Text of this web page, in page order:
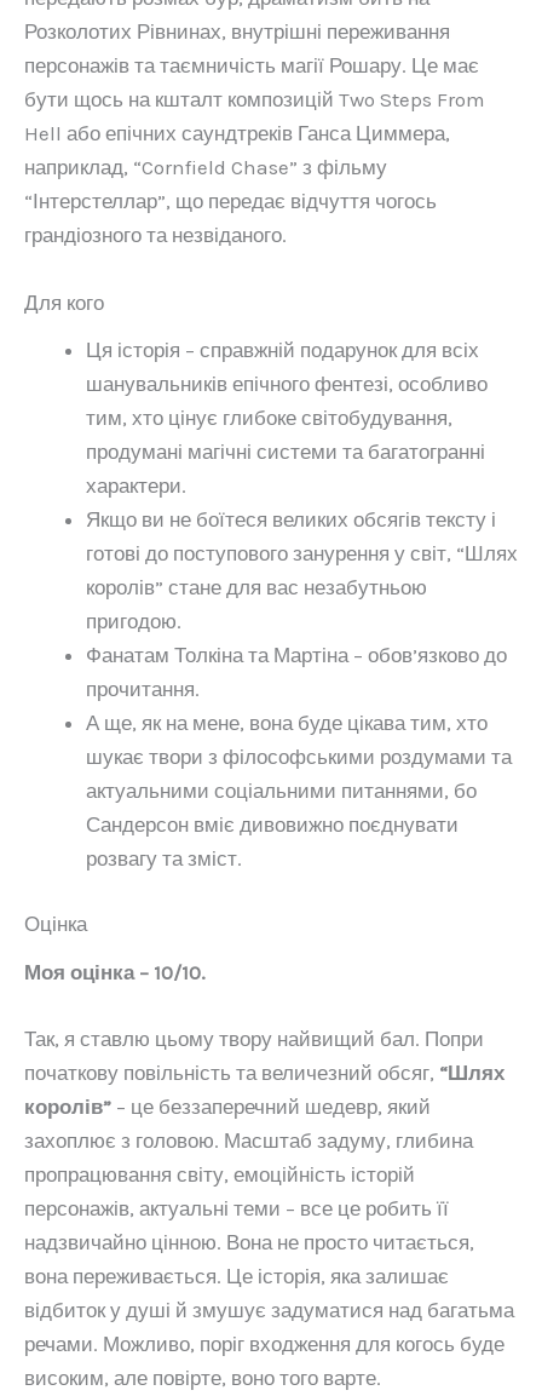
Розколотих Рівнинах, внутрішні переживання
персонажів та таємничість магії Рошару. Це має
бути щось на кшталт композицій Two Steps From
Hell або епічних саундтреків Ганса Циммера,
наприклад, “Cornfield Chase” з фільму
“Інтерстеллар”, що передає відчуття чогось
грандіозного та незвіданого.
Для кого
Ця історія – справжній подарунок для всіх
шанувальників епічного фентезі, особливо
тим, хто цінує глибоке світобудування,
продумані магічні системи та багатогранні
характери.
Якщо ви не боїтеся великих обсягів тексту і
готові до поступового занурення у світ, “Шлях
королів” стане для вас незабутньою
пригодою.
Фанатам Толкіна та Мартіна – обов’язково до
прочитання.
А ще, як на мене, вона буде цікава тим, хто
шукає твори з філософськими роздумами та
актуальними соціальними питаннями, бо
Сандерсон вміє дивовижно поєднувати
розвагу та зміст.
Оцінка
Моя оцінка – 10/10.
Так, я ставлю цьому твору найвищий бал. Попри
початкову повільність та величезний обсяг, “Шлях
королів” – це беззаперечний шедевр, який
захоплює з головою. Масштаб задуму, глибина
пропрацювання світу, емоційність історій
персонажів, актуальні теми – все це робить її
надзвичайно цінною. Вона не просто читається,
вона переживається. Це історія, яка залишає
відбиток у душі й змушує задуматися над багатьма
речами. Можливо, поріг входження для когось буде
високим, але повірте, воно того варте.